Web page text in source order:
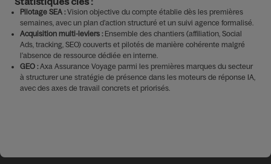
Pilotage SEA :Vision objective du compte établie dès les premières
semaines, avec un plan d’action structuré et un suivi agence formalisé.
Acquisition multi-leviers :Ensemble des chantiers (affiliation, Social
Ads, tracking, SEO) couverts et pilotés de manière cohérente malgré
l’absence de ressource dédiée en interne.
GEO :Axa Assurance Voyage parmi les premières marques du secteur
à structurer une stratégie de présence dans les moteurs de réponse IA,
avec des axes de travail concrets et priorisés.